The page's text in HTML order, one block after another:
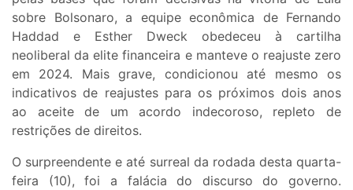
sobre Bolsonaro, a equipe econômica de Fernando
Haddad e Esther Dweck obedeceu à cartilha
neoliberal da elite financeira e manteve o reajuste zero
em 2024. Mais grave, condicionou até mesmo os
indicativos de reajustes para os próximos dois anos
ao aceite de um acordo indecoroso, repleto de
restrições de direitos.
O surpreendente e até surreal da rodada desta quarta-
feira (10), foi a falácia do discurso do governo.